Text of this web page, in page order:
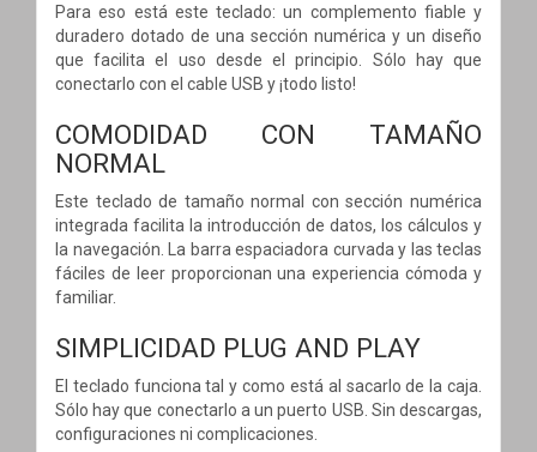
Para eso está este teclado: un complemento fiable y
duradero dotado de una sección numérica y un diseño
que facilita el uso desde el principio. Sólo hay que
conectarlo con el cable USB y ¡todo listo!
COMODIDAD CON TAMAÑO
NORMAL
Este teclado de tamaño normal con sección numérica
integrada facilita la introducción de datos, los cálculos y
la navegación. La barra espaciadora curvada y las teclas
fáciles de leer proporcionan una experiencia cómoda y
familiar.
SIMPLICIDAD PLUG AND PLAY
El teclado funciona tal y como está al sacarlo de la caja.
Sólo hay que conectarlo a un puerto USB. Sin descargas,
configuraciones ni complicaciones.